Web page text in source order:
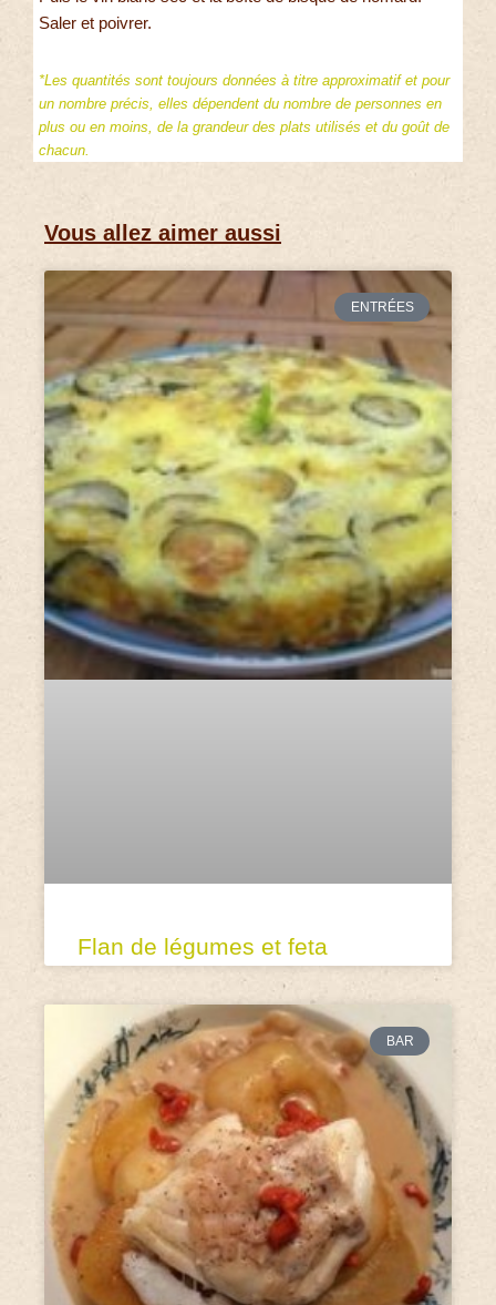
Saler et poivrer.
*Les quantités sont toujours données à titre approximatif et pour
un nombre précis, elles dépendent du nombre de personnes en
plus ou en moins, de la grandeur des plats utilisés et du goût de
chacun.
Vous allez aimer aussi
ENTRÉES
Flan de légumes et feta
BAR